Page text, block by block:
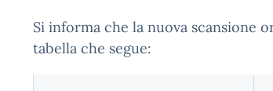
Si informa che la nuova scansione
tabella che segue: